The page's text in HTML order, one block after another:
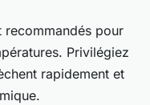
recommandés pour
Privilégiez
rapidement et